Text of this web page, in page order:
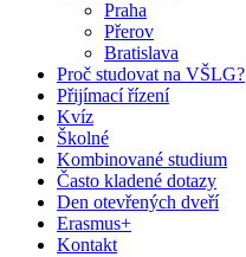
Praha
Přerov
Bratislava
Proč studovat na VŠLG?
Přijímací řízení
Kvíz
Školné
Kombinované studium
Často kladené dotazy
Den otevřených dveří
Erasmus+
Kontakt